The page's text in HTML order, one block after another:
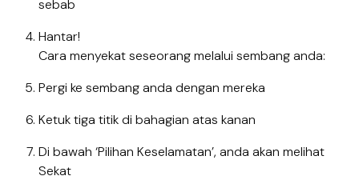
sebab
Hantar!
Cara menyekat seseorang melalui sembang anda:
Pergi ke sembang anda dengan mereka
Ketuk tiga titik di bahagian atas kanan
Di bawah ‘Pilihan Keselamatan’, anda akan melihat
Sekat